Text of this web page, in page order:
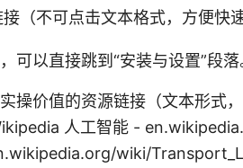
（不可点击文本格式，方便快速
可以直接跳到“安装与设置”段落
操价值的资源链接（文本形式
人工智能 -
wiki/